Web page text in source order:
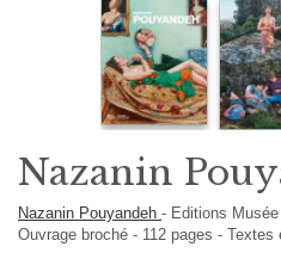
Nazanin
Nazanin Pouyandeh - Editions
Ouvrage broché - 112 pages - Textes